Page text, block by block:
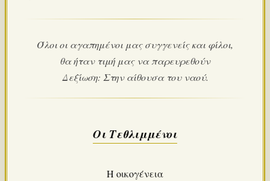
Όλοι οι αγαπημένοι μας συγγενείς και φίλοι,
θα ήταν τιμή μας να παρευρεθούν
Δεξίωση: Στην αίθουσα του ναού.
Οι Τεθλιμμένοι
Η οικογένεια